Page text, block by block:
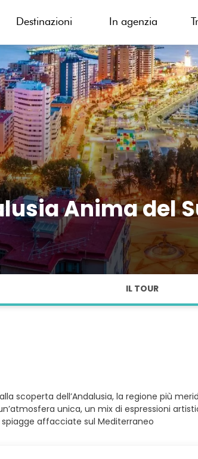
Destinazioni In agenzia
Anima del
IL TOUR
scoperta dell’Andalusia, la regione più
unica, un mix di espressioni
affacciate sul Mediterraneo